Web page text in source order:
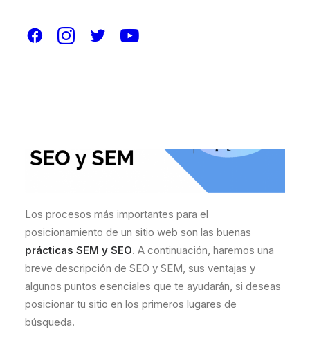
Los procesos más importantes para el
posicionamiento de un sitio web son las buenas
prácticas SEM y SEO. A continuación, haremos una
breve descripción de SEO y SEM, sus ventajas y
algunos puntos esenciales que te ayudarán, si deseas
posicionar tu sitio en los primeros lugares de
búsqueda.